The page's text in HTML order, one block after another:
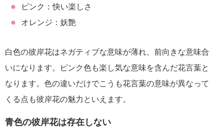
ピンク：快い楽しさ
オレンジ：妖艶
白色の彼岸花はネガティブな意味が薄れ、前向きな意味合
いになります。ピンク色も楽し気な意味を含んだ花言葉と
なります。色の違いだけでこうも花言葉の意味が異なって
くる点も彼岸花の魅力といえます。
青色の彼岸花は存在しない